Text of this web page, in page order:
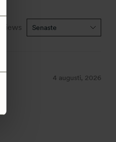
4 augusti, 2026